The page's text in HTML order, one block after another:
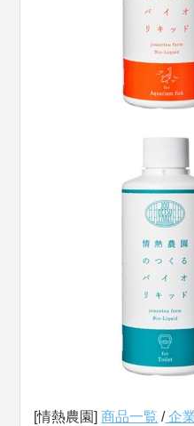
[情熱農園]商品一覧 /企